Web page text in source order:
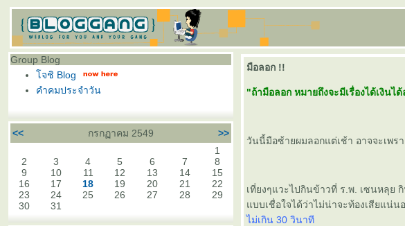
Group Blog
จชิ Blog
คำคมประจำวัน
<< กรกฏาคม 2549
>>
1
2
3 4 5 6 7
8
9
10 11 12 13 14
15
16
17 18 19 20 21
22
23
24 25 26 27 28
29
30
31
มือลอก !!
"ถ้ามือลอก หมายถึงจะมีเรื่องได้เงินไ
วันนี้มือซ้ายผมลอกแต่เช้า อาจจะเพร
เที่ยงๆแวะไปกินข้าวที่ ร.พ. เซนหลุย
บบเชื่อใจได้ว่าไม่น่าจะท้องเสียแน่น
ไม่เกิน 30 วินาที